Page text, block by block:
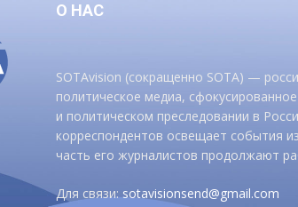
О НАС
SOTAvision (сокращенно SOTA) —
политическое медиа,
и политическом преследовании в
корреспондентов освещает события
часть его журналистов продолжают
Для связи:sotavisionsend@gmail.com